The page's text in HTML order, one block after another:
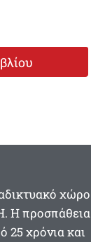
χώρο
Η προσπάθεια
25 χρόνια και